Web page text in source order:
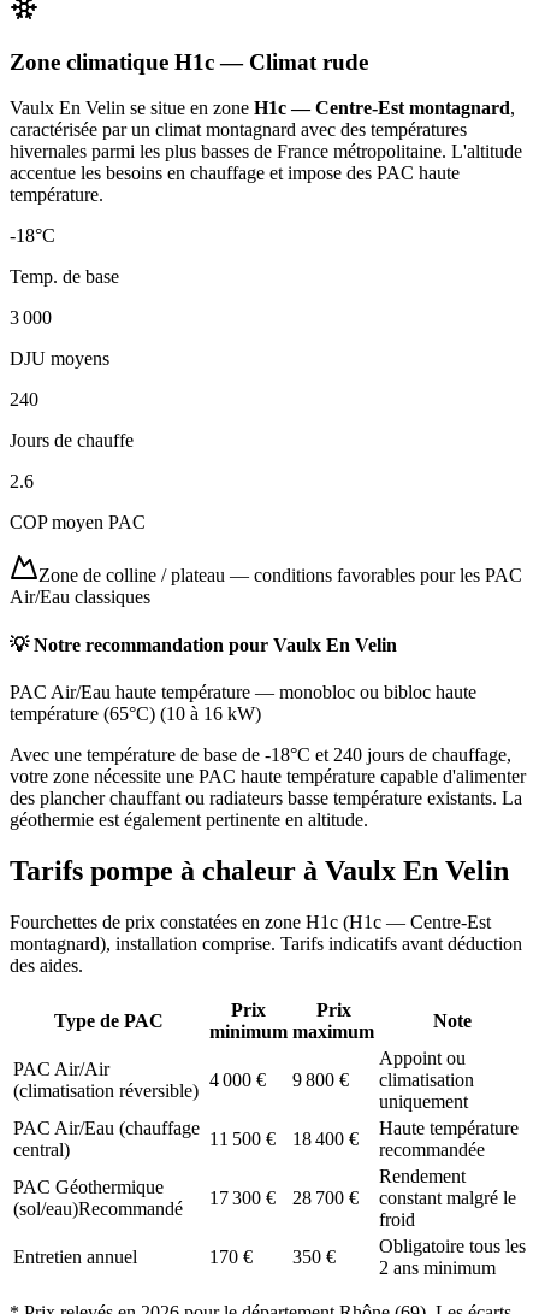
Zone climatique H1c— Climat rude
Vaulx En Velin se situe en zone H1c — Centre-Est montagnard,
caractérisée par un climat montagnard avec des températures
hivernales parmi les plus basses de France métropolitaine. L'altitude
accentue les besoins en chauffage et impose des PAC haute
température.
-18°C
Temp. de base
3 000
DJU moyens
240
Jours de chauffe
2.6
COP moyen PAC
Zone de colline / plateau — conditions favorables pour les PAC
Air/Eau classiques
💡 Notre recommandation pour Vaulx En Velin
PAC Air/Eau haute température — monobloc ou bibloc haute
température (65°C) (10 à 16 kW)
Avec une température de base de -18°C et 240 jours de chauffage,
votre zone nécessite une PAC haute température capable d'alimenter
des plancher chauffant ou radiateurs basse température existants. La
géothermie est également pertinente en altitude.
Tarifs pompe à chaleur à Vaulx En Velin
Fourchettes de prix constatées en zone H1c (H1c — Centre-Est
montagnard), installation comprise. Tarifs indicatifs avant déduction
des aides.
Type de PAC
Prix
minimum
Prix
maximum
Note
PAC Air/Air
(climatisation réversible)
4 000 € 9 800 €
Appoint ou
climatisation
uniquement
PAC Air/Eau (chauffage
central)
11 500 € 18 400 €
Haute température
recommandée
PAC Géothermique
(sol/eau)Recommandé
17 300 € 28 700 €
Rendement
constant malgré le
froid
Entretien annuel
170 € 350 €
Obligatoire tous les
2 ans minimum